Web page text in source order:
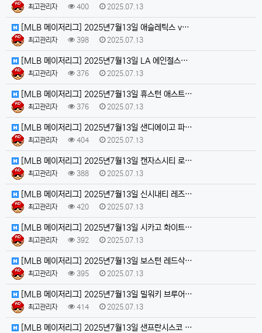
최고관리자 400 2025.07.13
[MLB 메이저리그] 2025년7월13일 애슬레틱스 v…
최고관리자 398 2025.07.13
[MLB 메이저리그] 2025년7월13일 LA 에인절스…
최고관리자 376 2025.07.13
[MLB 메이저리그] 2025년7월13일 휴스턴 애스트…
최고관리자 376 2025.07.13
[MLB 메이저리그] 2025년7월13일 샌디에이고 파…
최고관리자 404 2025.07.13
[MLB 메이저리그] 2025년7월13일 캔자스시티 로…
최고관리자 388 2025.07.13
[MLB 메이저리그] 2025년7월13일 신시내티 레즈…
최고관리자 420 2025.07.13
[MLB 메이저리그] 2025년7월13일 시카고 화이트…
최고관리자 392 2025.07.13
[MLB 메이저리그] 2025년7월13일 보스턴 레드삭…
최고관리자 395 2025.07.13
[MLB 메이저리그] 2025년7월13일 밀워키 브루어…
최고관리자 414 2025.07.13
[MLB 메이저리그] 2025년7월13일 샌프란시스코 …